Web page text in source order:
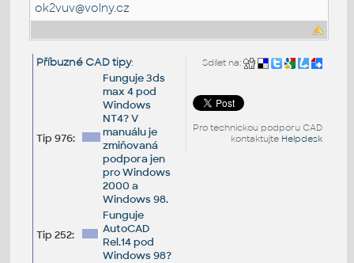
ok2vuv@volny.cz
Sdílet na:
Pro technickou podporu CAD
kontaktujte Helpdesk
Příbuzné CAD tipy:
Tip 976:
Funguje 3ds
max 4 pod
Windows
NT4? V
manuálu je
zmiňovaná
podpora jen
pro Windows
2000 a
Windows 98.
Tip 252:
Funguje
AutoCAD
Rel.14 pod
Windows 98?